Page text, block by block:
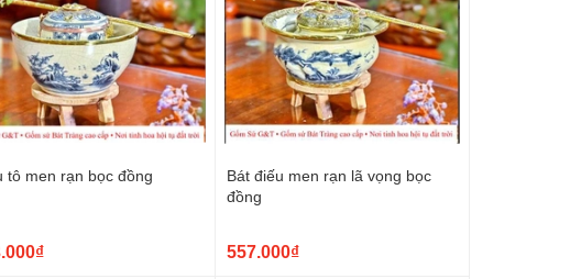
tô men rạn bọc đồng
Bát điếu men rạn lã vọng bọc
đồng
557.000₫